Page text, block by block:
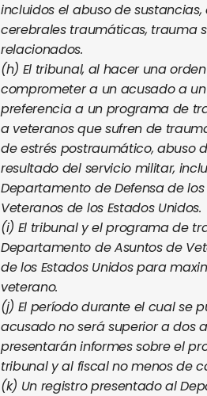
incluidos el abuso de
cerebrales traumáticas, trauma
relacionados.
(h) El tribunal, al hacer una
comprometer a un acusado a
preferencia a un programa de
a veteranos que sufren de
de estrés postraumático, abuso
resultado del servicio militar,
Departamento de Defensa de
Veteranos de los Estados Unidos.
(i) El tribunal y el programa de
Departamento de Asuntos de
de los Estados Unidos para
veterano.
(j) El período durante el cual se
acusado no será superior a dos
presentarán informes sobre el
tribunal y al fiscal no menos de
(k) Un registro presentado al